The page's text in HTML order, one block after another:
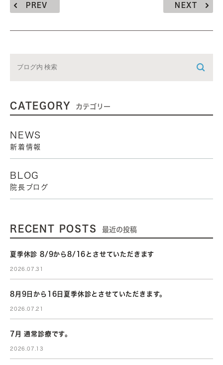
PREV NEXT
CATEGORY カテゴリー
NEWS
新着情報
BLOG
院長ブログ
RECENT POSTS 最近の投稿
夏季休診 8/9から8/16とさせていただきます
2026.07.31
8月9日から16日夏季休診とさせていただきます。
2026.07.21
7月 通常診療です。
2026.07.13